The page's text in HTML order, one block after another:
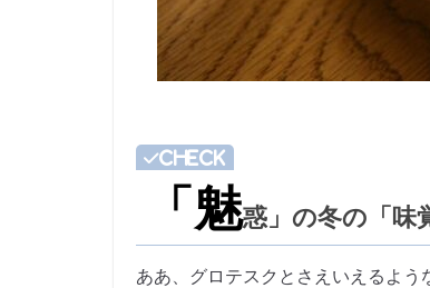
「魅惑」の冬の「味
ああ、グロテスクとさえいえるよ